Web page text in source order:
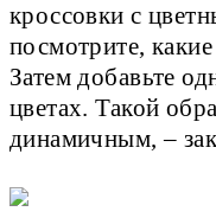
кроссовки с
посмотрите,
Затем добавьте
цветах. Такой
динамичным, –